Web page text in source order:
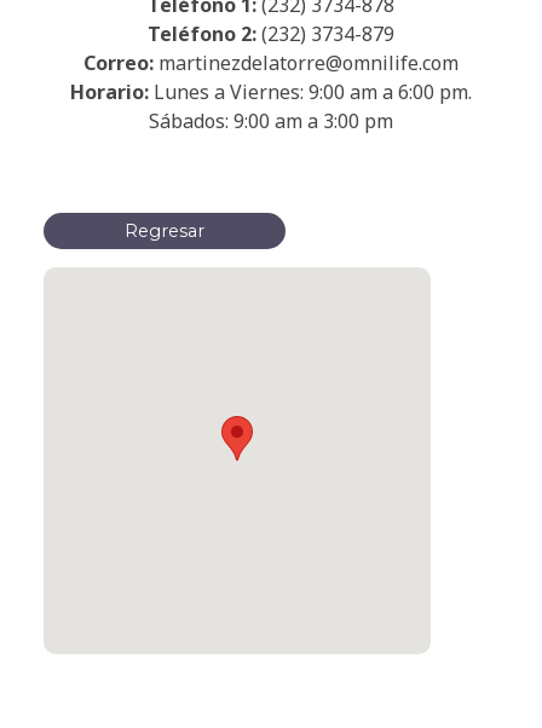
Teléfono 2:(232) 3734-879
Correo: martinezdelatorre@omnilife.com
Horario: Lunes a Viernes: 9:00 am a 6:00 pm.
Sábados: 9:00 am a 3:00 pm
Regresar